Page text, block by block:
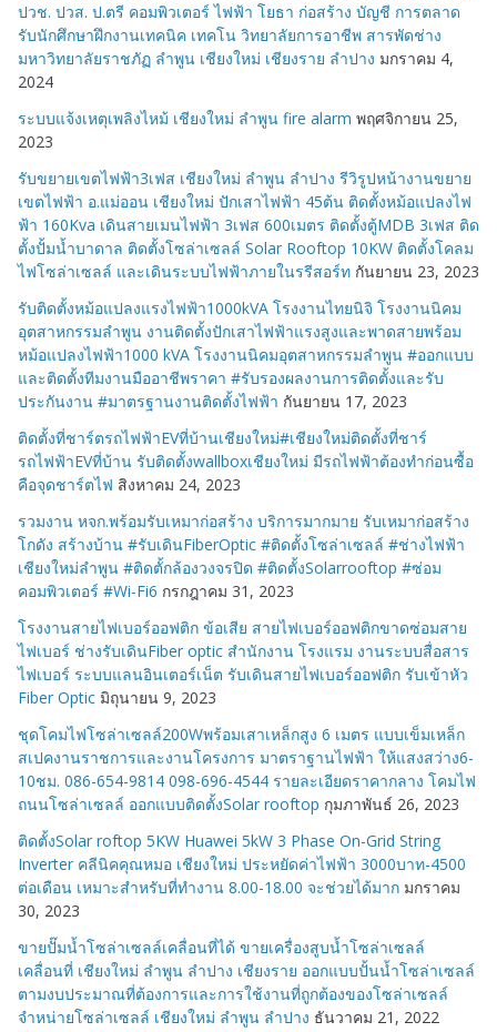
ปวช. ปวส. ป.ตรี คอมพิวเตอร์ ไฟฟ้า โยธา ก่อสร้าง บัญชี การตลาด
รับนักศึกษาฝึกงานเทคนิค เทคโน วิทยาลัยการอาชีพ สารพัดช่าง
มหาวิทยาลัยราชภัฏ ลำพูน เชียงใหม่ เชียงราย ลำปาง มกราคม 4,
2024
ระบบแจ้งเหตุเพลิงไหม้ เชียงใหม่ ลำพูน fire alarm พฤศจิกายน 25,
2023
รับขยายเขตไฟฟ้า3เฟส เชียงใหม่ ลำพูน ลำปาง รีวิรูปหน้างานขยาย
เขตไฟฟ้า อ.แม่ออน เชียงใหม่ ปักเสาไฟฟ้า 45ต้น ติดตั้งหม้อแปลงไฟ
ฟ้า 160Kva เดินสายเมนไฟฟ้า 3เฟส 600เมตร ติดตั้งตู้MDB 3เฟส ติด
ตั้งปั้มน้ำบาดาล ติดตั้งโซล่าเซลล์ Solar Rooftop 10KW ติดตั้งโคลม
ไฟโซล่าเซลล์ และเดินระบบไฟฟ้าภายในรรีสอร์ท กันยายน 23, 2023
รับติดตั้งหม้อแปลงแรงไฟฟ้า1000kVA โรงงานไทยนิจิ โรงงานนิคม
อุตสาหกรรมลำพูน งานติดตั้งปักเสาไฟฟ้าแรงสูงและพาดสายพร้อม
หม้อแปลงไฟฟ้า1000 kVA โรงงานนิคมอุตสาหกรรมลำพูน #ออกแบบ
และติดตั้งทีมงานมืออาชีพราคา #รับรองผลงานการติดตั้งและรับ
ประกันงาน #มาตรฐานงานติดตั้งไฟฟ้า กันยายน 17, 2023
ติดตั้งที่ชาร์ตรถไฟฟ้าEVที่บ้านเชียงใหม่#เชียงใหม่ติดตั้งที่ชาร์
รถไฟฟ้าEVที่บ้าน รับติดตั้งwallboxเชียงใหม่ มีรถไฟฟ้าต้องทำก่อนซื้อ
คือจุดชาร์ตไฟ สิงหาคม 24, 2023
รวมงาน หจก.พร้อมรับเหมาก่อสร้าง บริการมากมาย รับเหมาก่อสร้าง
โกดัง สร้างบ้าน #รับเดินFiberOptic #ติดตั้งโซล่าเซลล์ #ช่างไฟฟ้า
เชียงใหม่ลำพูน #ติดตั้กล้องวงจรปิด #ติดตั้งSolarrooftop #ซ่อม
คอมพิวเตอร์ #Wi-Fi6 กรกฎาคม 31, 2023
โรงงานสายไฟเบอร์ออฟติก ข้อเสีย สายไฟเบอร์ออฟติกขาดซ่อมสาย
ไฟเบอร์ ช่างรับเดินFiber optic สำนักงาน โรงแรม งานระบบสื่อสาร
ไฟเบอร์ ระบบแลนอินเตอร์เน็ต รับเดินสายไฟเบอร์ออฟติก รับเข้าหัว
Fiber Optic มิถุนายน 9, 2023
ชุดโคมไฟโซล่าเซลล์200Wพร้อมเสาเหล็กสูง 6 เมตร แบบเข็มเหล็ก
สเปคงานราชการและงานโครงการ มาตราฐานไฟฟ้า ให้แสงสว่าง6-
10ชม. 086-654-9814 098-696-4544 รายละเอียดราคากลาง โคมไฟ
ถนนโซล่าเซลล์ ออกแบบติดตั้งSolar rooftop กุมภาพันธ์ 26, 2023
ติดตั้งSolar roftop 5KW Huawei 5kW 3 Phase On-Grid String
Inverter คลีนิคคุณหมอ เชียงใหม่ ประหยัดค่าไฟฟ้า 3000บาท-4500
ต่อเดือน เหมาะสำหรับที่ทำงาน 8.00-18.00 จะช่วยได้มาก มกราคม
30, 2023
ขายปั๊มน้ำโซล่าเซลล์เคลื่อนที่ได้ ขายเครื่องสูบน้ำโซล่าเซลล์
เคลื่อนที่ เชียงใหม่ ลำพูน ลำปาง เชียงราย ออกแบบปั้นน้ำโซล่าเซลล์
ตามงบประมาณที่ต้องการและการใช้งานที่ถูกต้องของโซล่าเซลล์
จำหน่ายโซล่าเซลล์ เชียงใหม่ ลำพูน ลำปาง ธันวาคม 21, 2022